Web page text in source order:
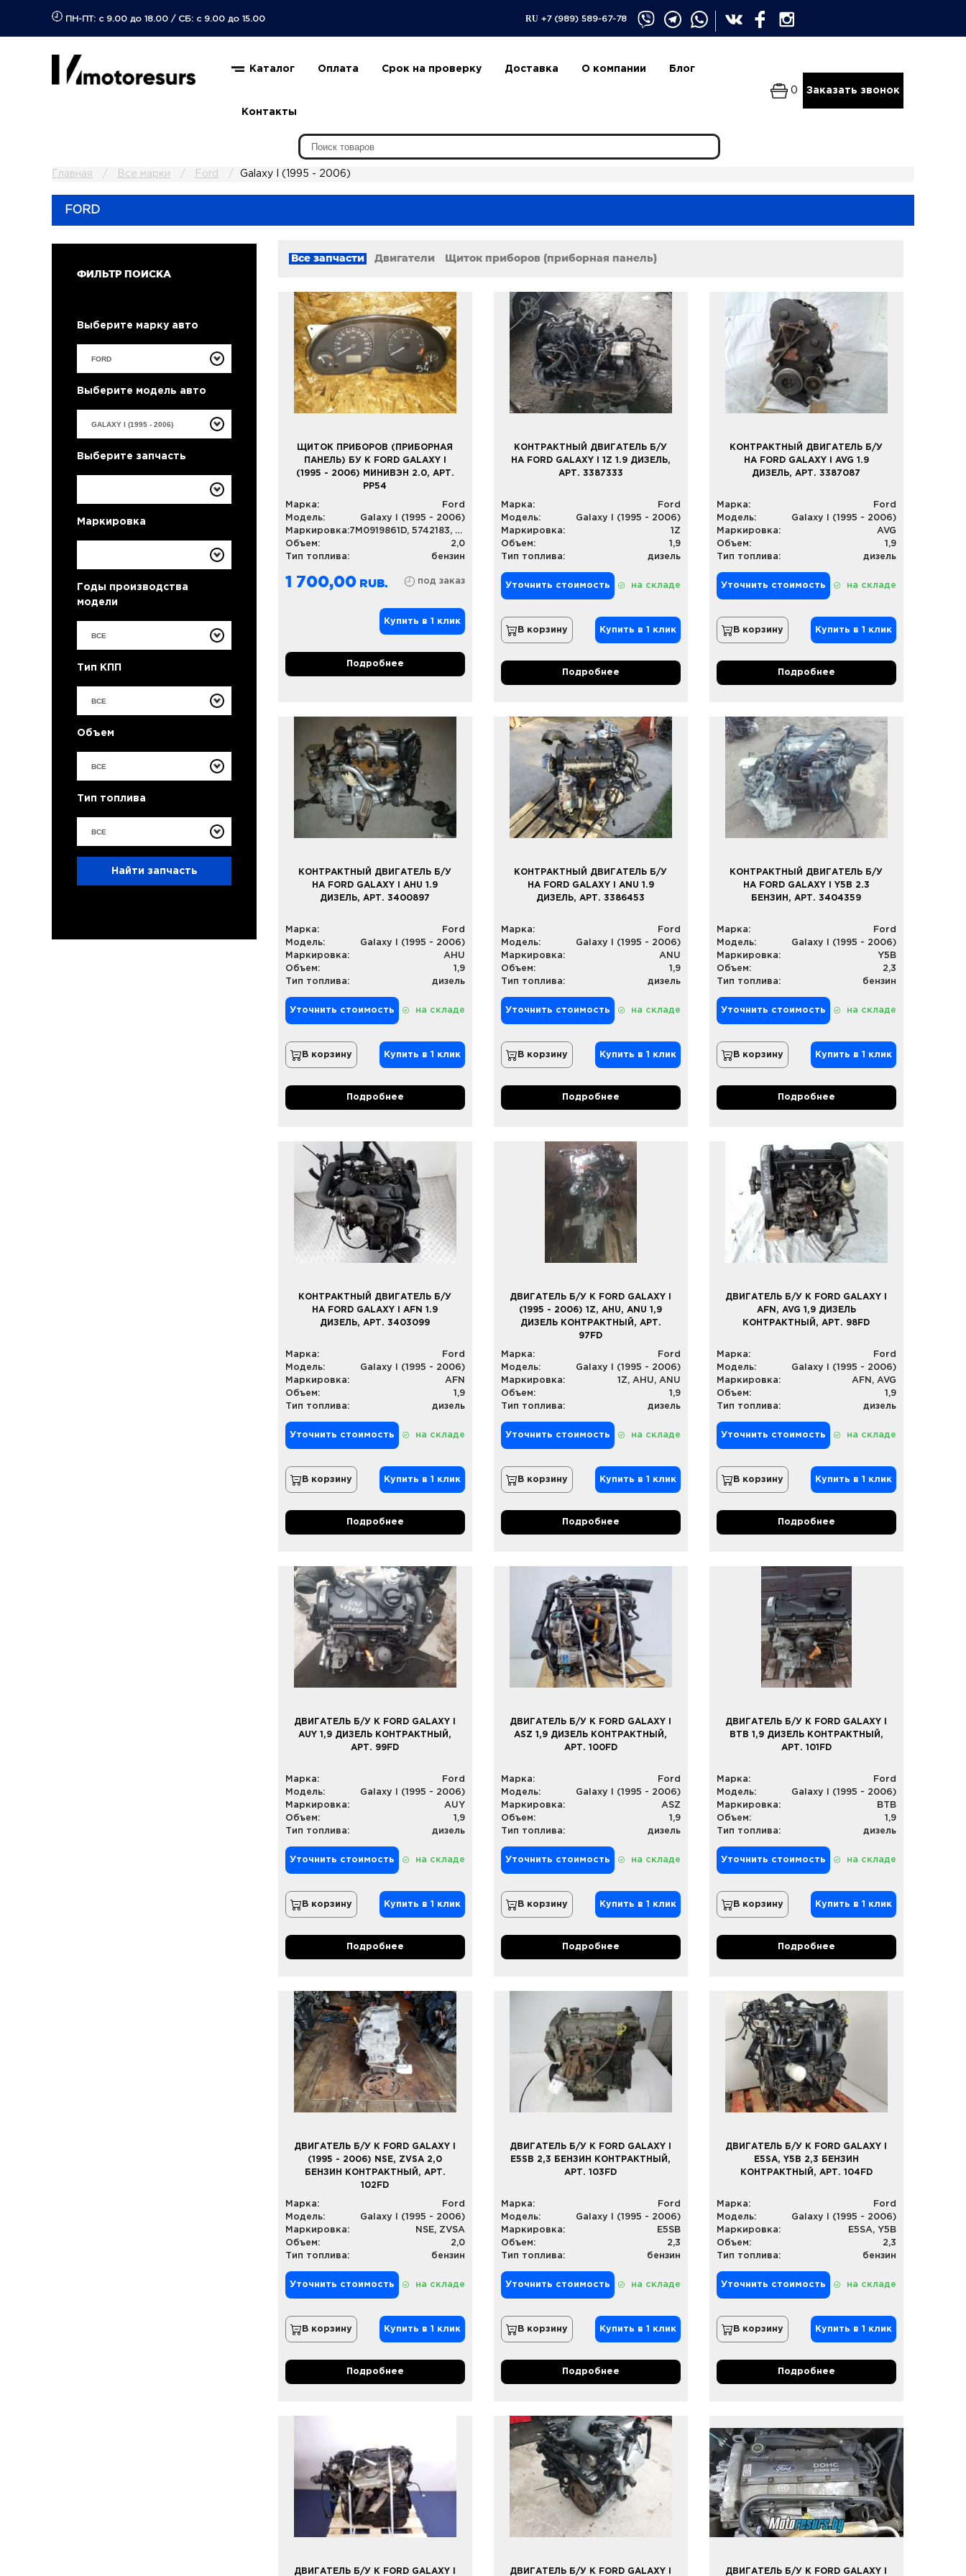
ПН-ПТ: с 9.00 до 18.00 / СБ: с 9.00 до 15.00 RU +7 (989) 589-67-78
Каталог Оплата Срок на проверку Доставка О компании Блог
Контакты
0 Заказать звонок
Главная Все марки Ford Galaxy I (1995 - 2006)
FORD
ФИЛЬТР ПОИСКА
Выберите марку авто
Выберите модель авто
Выберите запчасть
Маркировка
Годы производства
модели
ВСЕ
Тип КПП
ВСЕ
Объем
ВСЕ
Тип топлива
ВСЕ
Найти запчасть
Все запчасти Двигатели Щиток приборов (приборная панель)
ЩИТОК ПРИБОРОВ (ПРИБОРНАЯ
ПАНЕЛЬ) БУ К FORD GALAXY I
(1995 - 2006) МИНИВЭН 2.0, АРТ.
PP54
Марка:
Ford
Модель:
Galaxy I (1995 - 2006)
Маркировка:
7M0919861D, 5742183, VBBF1104544
Объем:
2,0
Тип топлива:
бензин
1 700,00 под заказ
Купить в 1 клик
Подробнее
КОНТРАКТНЫЙ ДВИГАТЕЛЬ Б/У
НА FORD GALAXY I 1Z 1.9 ДИЗЕЛЬ,
АРТ. 3387333
Марка:
Ford
Модель:
Galaxy I (1995 - 2006)
Маркировка:
1Z
Объем:
1,9
Тип топлива:
дизель
Уточнить стоимость на складе
В корзину Купить в 1 клик
Подробнее
КОНТРАКТНЫЙ ДВИГАТЕЛЬ Б/У
НА FORD GALAXY I AVG 1.9
ДИЗЕЛЬ, АРТ. 3387087
Марка:
Ford
Модель:
Galaxy I (1995 - 2006)
Маркировка:
AVG
Объем:
1,9
Тип топлива:
дизель
Уточнить стоимость на складе
В корзину Купить в 1 клик
Подробнее
КОНТРАКТНЫЙ ДВИГАТЕЛЬ Б/У
НА FORD GALAXY I AHU 1.9
ДИЗЕЛЬ, АРТ. 3400897
Марка:
Ford
Модель:
Galaxy I (1995 - 2006)
Маркировка:
AHU
Объем:
1,9
Тип топлива:
дизель
Уточнить стоимость на складе
В корзину Купить в 1 клик
Подробнее
КОНТРАКТНЫЙ ДВИГАТЕЛЬ Б/У
НА FORD GALAXY I ANU 1.9
ДИЗЕЛЬ, АРТ. 3386453
Марка:
Ford
Модель:
Galaxy I (1995 - 2006)
Маркировка:
ANU
Объем:
1,9
Тип топлива:
дизель
Уточнить стоимость на складе
В корзину Купить в 1 клик
Подробнее
КОНТРАКТНЫЙ ДВИГАТЕЛЬ Б/У
НА FORD GALAXY I Y5B 2.3
БЕНЗИН, АРТ. 3404359
Марка:
Ford
Модель:
Galaxy I (1995 - 2006)
Маркировка:
Y5B
Объем:
2,3
Тип топлива:
бензин
Уточнить стоимость на складе
В корзину Купить в 1 клик
Подробнее
КОНТРАКТНЫЙ ДВИГАТЕЛЬ Б/У
НА FORD GALAXY I AFN 1.9
ДИЗЕЛЬ, АРТ. 3403099
Марка:
Ford
Модель:
Galaxy I (1995 - 2006)
Маркировка:
AFN
Объем:
1,9
Тип топлива:
дизель
Уточнить стоимость на складе
В корзину Купить в 1 клик
Подробнее
ДВИГАТЕЛЬ Б/У К FORD GALAXY I
(1995 - 2006) 1Z, AHU, ANU 1,9
ДИЗЕЛЬ КОНТРАКТНЫЙ, АРТ.
97FD
Марка:
Ford
Модель:
Galaxy I (1995 - 2006)
Маркировка:
1Z, AHU, ANU
Объем:
1,9
Тип топлива:
дизель
Уточнить стоимость на складе
В корзину Купить в 1 клик
Подробнее
ДВИГАТЕЛЬ Б/У К FORD GALAXY I
AFN, AVG 1,9 ДИЗЕЛЬ
КОНТРАКТНЫЙ, АРТ. 98FD
Марка:
Ford
Модель:
Galaxy I (1995 - 2006)
Маркировка:
AFN, AVG
Объем:
1,9
Тип топлива:
дизель
Уточнить стоимость на складе
В корзину Купить в 1 клик
Подробнее
ДВИГАТЕЛЬ Б/У К FORD GALAXY I
AUY 1,9 ДИЗЕЛЬ КОНТРАКТНЫЙ,
АРТ. 99FD
Марка:
Ford
Модель:
Galaxy I (1995 - 2006)
Маркировка:
AUY
Объем:
1,9
Тип топлива:
дизель
Уточнить стоимость на складе
В корзину Купить в 1 клик
Подробнее
ДВИГАТЕЛЬ Б/У К FORD GALAXY I
ASZ 1,9 ДИЗЕЛЬ КОНТРАКТНЫЙ,
АРТ. 100FD
Марка:
Ford
Модель:
Galaxy I (1995 - 2006)
Маркировка:
ASZ
Объем:
1,9
Тип топлива:
дизель
Уточнить стоимость на складе
В корзину Купить в 1 клик
Подробнее
ДВИГАТЕЛЬ Б/У К FORD GALAXY I
BTB 1,9 ДИЗЕЛЬ КОНТРАКТНЫЙ,
АРТ. 101FD
Марка:
Ford
Модель:
Galaxy I (1995 - 2006)
Маркировка:
BTB
Объем:
1,9
Тип топлива:
дизель
Уточнить стоимость на складе
В корзину Купить в 1 клик
Подробнее
ДВИГАТЕЛЬ Б/У К FORD GALAXY I
(1995 - 2006) NSE, ZVSA 2,0
БЕНЗИН КОНТРАКТНЫЙ, АРТ.
102FD
Марка:
Ford
Модель:
Galaxy I (1995 - 2006)
Маркировка:
NSE, ZVSA
Объем:
2,0
Тип топлива:
бензин
Уточнить стоимость на складе
В корзину Купить в 1 клик
Подробнее
ДВИГАТЕЛЬ Б/У К FORD GALAXY I
E5SB 2,3 БЕНЗИН КОНТРАКТНЫЙ,
АРТ. 103FD
Марка:
Ford
Модель:
Galaxy I (1995 - 2006)
Маркировка:
E5SB
Объем:
2,3
Тип топлива:
бензин
Уточнить стоимость на складе
В корзину Купить в 1 клик
Подробнее
ДВИГАТЕЛЬ Б/У К FORD GALAXY I
E5SA, Y5B 2,3 БЕНЗИН
КОНТРАКТНЫЙ, АРТ. 104FD
Марка:
Ford
Модель:
Galaxy I (1995 - 2006)
Маркировка:
E5SA, Y5B
Объем:
2,3
Тип топлива:
бензин
Уточнить стоимость на складе
В корзину Купить в 1 клик
Подробнее
ДВИГАТЕЛЬ Б/У К FORD GALAXY I ДВИГАТЕЛЬ Б/У К FORD GALAXY I ДВИГАТЕЛЬ Б/У К FORD GALAXY I